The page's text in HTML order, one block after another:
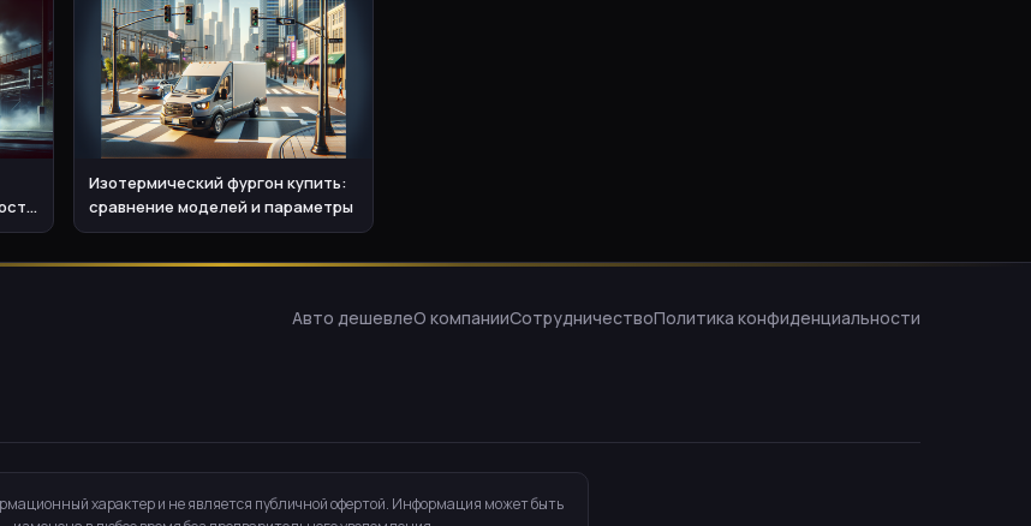
Изотермический фургон купить:
сравнение моделей и параметры
Авто дешевлеО компанииСотрудничествоПолитика конфиденциальности
характер и не является публичной офертой. Информация может быть